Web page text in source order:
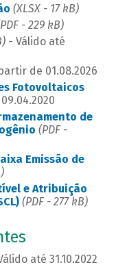
(XLSX - 17 kB)
- 229 kB)
- Válido até
de 01.08.2026
Fotovoltaicos
de
(PDF -
Emissão de
e Atribuição
(PDF - 277 kB)
até 31.10.2022